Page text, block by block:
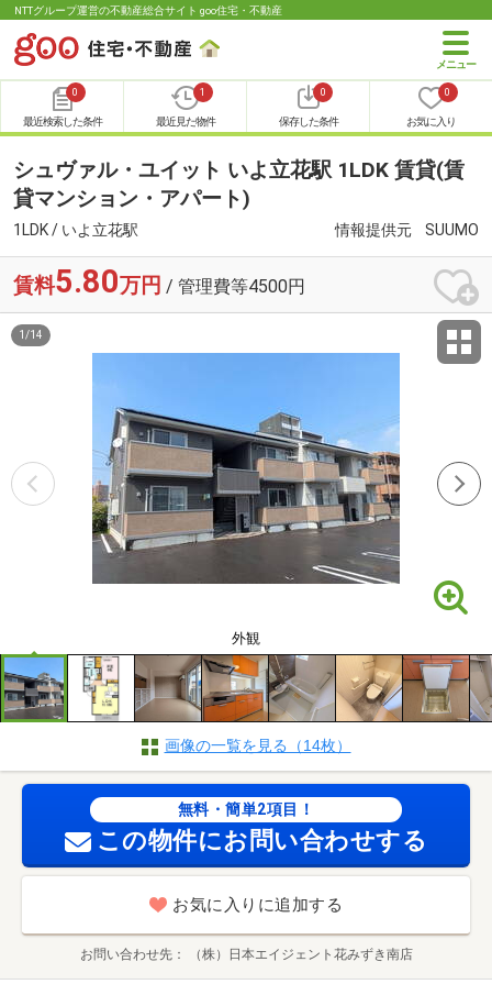
NTTグループ運営の不動産総合サイト goo住宅・不動産
0
最近検索した条件
1
最近見た物件
0
保存した条件
0
お気に入り
シュヴァル・ユイット いよ立花駅 1LDK 賃貸(賃
貸マンション・アパート)
1LDK / いよ立花駅 情報提供元 SUUMO
賃料5.80万円 / 管理費等4500円
外観
1 /14
画像の一覧を見る（14枚）
無料・簡単2項目！
この物件にお問い合わせする
お気に入りに追加する
お問い合わせ先 （株）日本エイジェント花みずき南店